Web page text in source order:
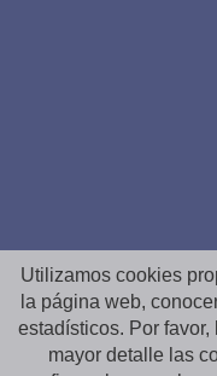
Utilizamos cookies
la página web,
estadísticos. Por
mayor detalle las